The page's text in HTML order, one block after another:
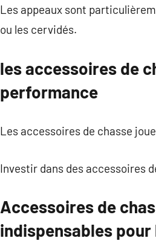
Les appeaux sont
ou les cervidés.
les accessoires de
performance
Les accessoires de chasse
Investir dans des accessoires
Accessoires de
indispensables